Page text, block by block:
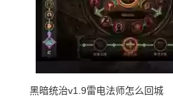
黑暗统治v1.9雷电法师怎么回城